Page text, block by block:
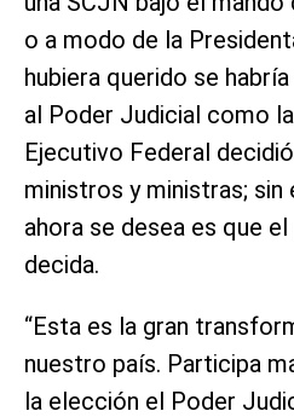
o a modo de la
hubiera querido se
al Poder Judicial como
Ejecutivo Federal
ministros y ministras; sin
ahora se desea es que
decida.
“Esta es la gran
nuestro país. Participa
la elección el Poder